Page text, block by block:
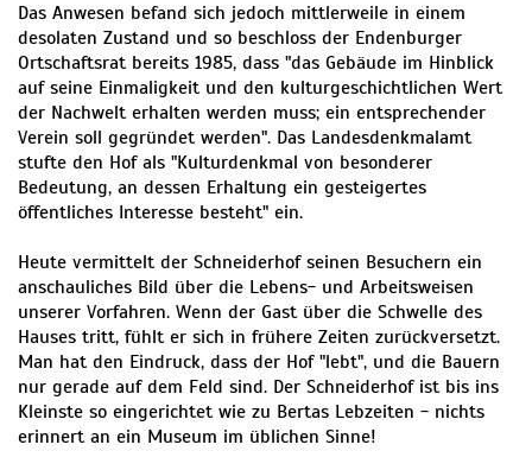
Das Anwesen befand sich jedoch mittlerweile in einem
desolaten Zustand und so beschloss der Endenburger
Ortschaftsrat bereits 1985, dass "das Gebäude im Hinblick
auf seine Einmaligkeit und den kulturgeschichtlichen Wert
der Nachwelt erhalten werden muss; ein entsprechender
Verein soll gegründet werden". Das Landesdenkmalamt
stufte den Hof als "Kulturdenkmal von besonderer
Bedeutung, an dessen Erhaltung ein gesteigertes
öffentliches Interesse besteht" ein.
Heute vermittelt der Schneiderhof seinen Besuchern ein
anschauliches Bild über die Lebens- und Arbeitsweisen
unserer Vorfahren. Wenn der Gast über die Schwelle des
Hauses tritt, fühlt er sich in frühere Zeiten zurückversetzt.
Man hat den Eindruck, dass der Hof "lebt", und die Bauern
nur gerade auf dem Feld sind. Der Schneiderhof ist bis ins
Kleinste so eingerichtet wie zu Bertas Lebzeiten - nichts
erinnert an ein Museum im üblichen Sinne!